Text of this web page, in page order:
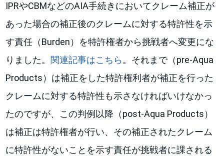
IPRやCBMなどのAIA手続きにおいてクレーム補正が
あった場合の補正後のクレームに対する特許性を示
す責任（Burden）を特許権者から挑戦者へ変更にな
りました。 関連記事はこちら 。それまで（pre-Aqua
Products）は補正をした特許権利者が補正を行った
クレームに対する特許性も示さなければいけなかっ
たのですが、この判例以降（post-Aqua Products）
は補正は特許権者が行い、その補正されたクレーム
に特許性がないことを示す責任が挑戦者に課される